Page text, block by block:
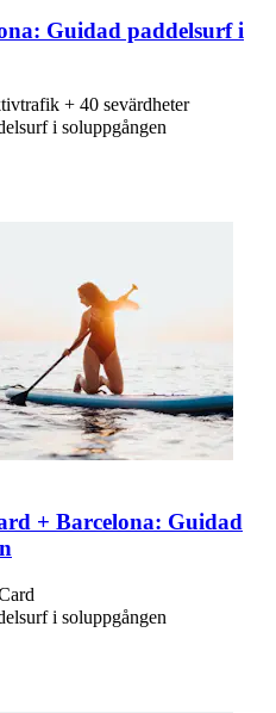
Guidad paddelsurf i
+ 40 sevärdheter
i soluppgången
+ Barcelona: Guidad
i soluppgången